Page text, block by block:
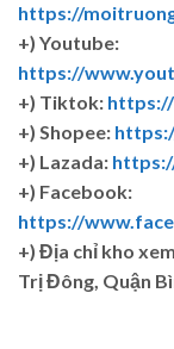
https://
+) Youtube:
https://
+) Tiktok:
+) Shopee:
+) Lazada:
+) Facebook:
https://
+) Địa chỉ kho
Trị Đông, Quận